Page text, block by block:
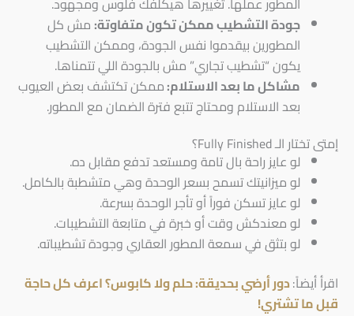
جودة التشطيب ممكن تكون متفاوتة: مش كل
المطورين بيقدموا نفس الجودة، وممكن التشطيب
يكون “تشطيب تجاري” مش بالجودة اللي تتمناها.
مشاكل ما بعد الاستلام:ممكن تكتشف بعض العيوب
بعد الاستلام ومحتاج تتبع فترة الضمان مع المطور.
إمتى تختار الـ Fully Finished؟
لو عايز راحة بال تامة ومستعد تدفع مقابل ده.
لو ميزانيتك تسمح بسعر الوحدة وهي متشطبة بالكامل.
لو عايز تسكن فوراً أو تأجر الوحدة بسرعة.
لو معندكش وقت أو خبرة في متابعة التشطيبات.
لو بتثق في سمعة المطور العقاري وجودة تشطيباته.
اقرأ أيضاً:دور أرضي بحديقة: حلم ولا كابوس؟ اعرف كل حاجة
قبل ما تشتري!